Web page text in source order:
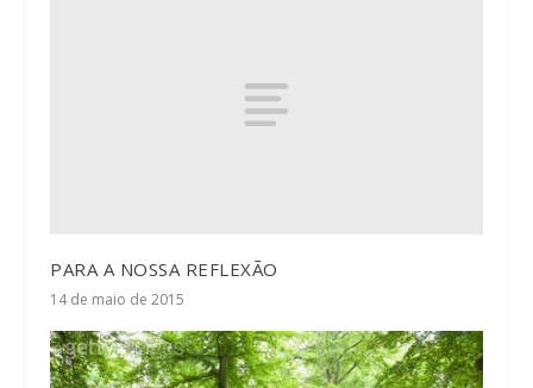
PARA A NOSSA REFLEXÃO
14 de maio de 2015